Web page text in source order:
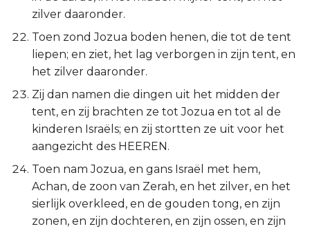
zilver daaronder.
Toen zond Jozua boden henen, die tot de tent
liepen; en ziet, het lag verborgen in zijn tent, en
het zilver daaronder.
Zij dan namen die dingen uit het midden der
tent, en zij brachten ze tot Jozua en tot al de
kinderen Israëls; en zij stortten ze uit voor het
aangezicht des HEEREN.
Toen nam Jozua, en gans Israël met hem,
Achan, de zoon van Zerah, en het zilver, en het
sierlijk overkleed, en de gouden tong, en zijn
zonen, en zijn dochteren, en zijn ossen, en zijn